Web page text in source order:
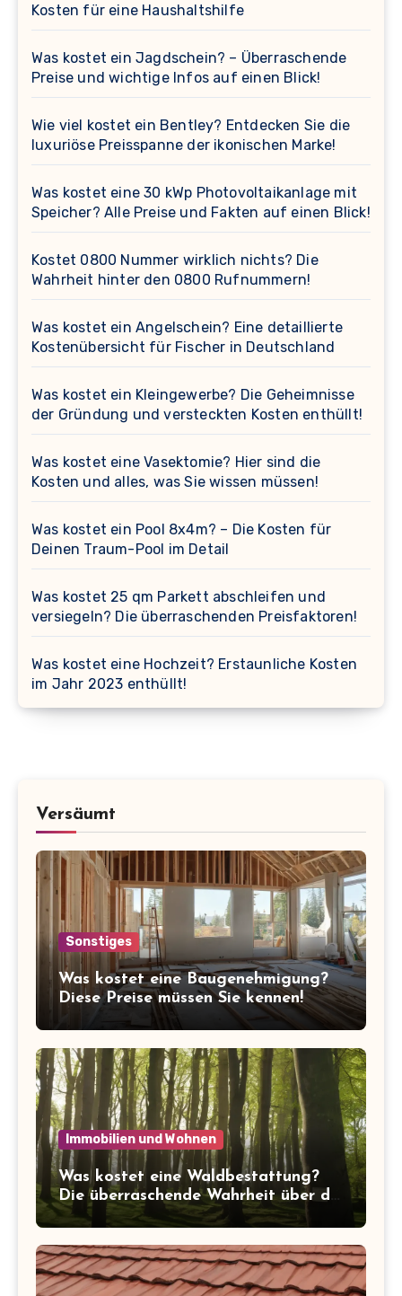
Kosten für eine Haushaltshilfe
Was kostet ein Jagdschein? – Überraschende
Preise und wichtige Infos auf einen Blick!
Wie viel kostet ein Bentley? Entdecken Sie die
luxuriöse Preisspanne der ikonischen Marke!
Was kostet eine 30 kWp Photovoltaikanlage mit
Speicher? Alle Preise und Fakten auf einen Blick!
Kostet 0800 Nummer wirklich nichts? Die
Wahrheit hinter den 0800 Rufnummern!
Was kostet ein Angelschein? Eine detaillierte
Kostenübersicht für Fischer in Deutschland
Was kostet ein Kleingewerbe? Die Geheimnisse
der Gründung und versteckten Kosten enthüllt!
Was kostet eine Vasektomie? Hier sind die
Kosten und alles, was Sie wissen müssen!
Was kostet ein Pool 8x4m? – Die Kosten für
Deinen Traum-Pool im Detail
Was kostet 25 qm Parkett abschleifen und
versiegeln? Die überraschenden Preisfaktoren!
Was kostet eine Hochzeit? Erstaunliche Kosten
im Jahr 2023 enthüllt!
Versäumt
Sonstiges
Was kostet eine Baugenehmigung?
Diese Preise müssen Sie kennen!
Immobilien und Wohnen
Was kostet eine Waldbestattung?
Die überraschende Wahrheit über die
Kosten der letzten Ruhe